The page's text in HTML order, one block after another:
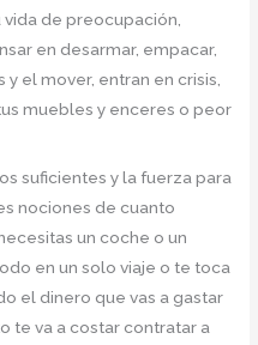
de preocupación,
en desarmar, empacar,
el mover, entran en crisis,
muebles y enceres o peor
suficientes y la fuerza para
nociones de cuanto
un coche o un
en un solo viaje o te toca
el dinero que vas a gastar
te va a costar contratar a